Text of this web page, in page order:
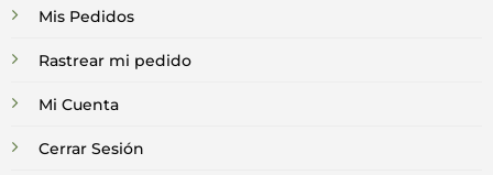
Mis Pedidos
Rastrear mi pedido
Mi Cuenta
Cerrar Sesión